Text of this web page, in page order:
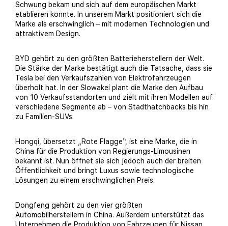
Schwung bekam und sich auf dem europäischen Markt
etablieren konnte. In unserem Markt positioniert sich die
Marke als erschwinglich – mit modernen Technologien und
attraktivem Design.
BYD gehört zu den größten Batterieherstellern der Welt.
Die Stärke der Marke bestätigt auch die Tatsache, dass sie
Tesla bei den Verkaufszahlen von Elektrofahrzeugen
überholt hat. In der Slowakei plant die Marke den Aufbau
von 10 Verkaufsstandorten und zielt mit ihren Modellen auf
verschiedene Segmente ab – von Stadthatchbacks bis hin
zu Familien-SUVs.
Hongqi, übersetzt „Rote Flagge“, ist eine Marke, die in
China für die Produktion von Regierungs-Limousinen
bekannt ist. Nun öffnet sie sich jedoch auch der breiten
Öffentlichkeit und bringt Luxus sowie technologische
Lösungen zu einem erschwinglichen Preis.
Dongfeng gehört zu den vier größten
Automobilherstellern in China. Außerdem unterstützt das